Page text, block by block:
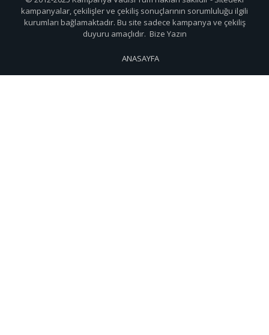
kampanyalar, çekilişler ve çekiliş sonuçlarının sorumluluğu ilgili
kurumları bağlamaktadır. Bu site sadece kampanya ve çekiliş
duyuru amaçlıdır. Bize Yazın
ANASAYFA